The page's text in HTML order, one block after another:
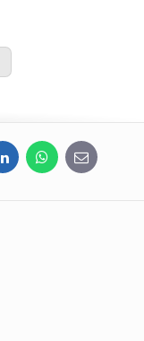
LinkedInWhatsApp
E-
mail